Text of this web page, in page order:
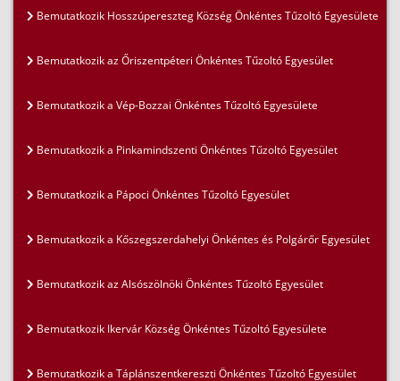
Bemutatkozik Hosszúpereszteg Község Önkéntes Tűzoltó Egyesülete
Bemutatkozik az Őriszentpéteri Önkéntes Tűzoltó Egyesület
Bemutatkozik a Vép-Bozzai Önkéntes Tűzoltó Egyesülete
Bemutatkozik a Pinkamindszenti Önkéntes Tűzoltó Egyesület
Bemutatkozik a Pápoci Önkéntes Tűzoltó Egyesület
Bemutatkozik a Kőszegszerdahelyi Önkéntes és Polgárőr Egyesület
Bemutatkozik az Alsószölnöki Önkéntes Tűzoltó Egyesület
Bemutatkozik Ikervár Község Önkéntes Tűzoltó Egyesülete
Bemutatkozik a Táplánszentkereszti Önkéntes Tűzoltó Egyesület